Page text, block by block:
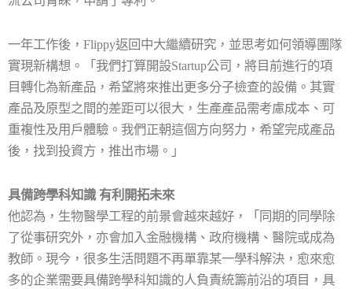
一年工作後， Flippy返回中大繼續研究，並思考如何領導團隊
實現新構想。「我們打算開設Startup公司，將目前進行的項
目轉化為新產品，希望將來推出更多分子檢查的設備。其實
產品及原型之間的差距可以很大，生產產品需考慮成本、可
重複性及用戶體驗。我們正朝這個方向努力，希望完成產品
後，找到投資方，推出市場。」
具備跨學科知識 有利開拓未來
他認為，生物醫學工程的前景會越來越好，「同期的同學除
了從事研究外，亦會加入金融機構、政府機構、醫院或成為
教師。現今，很多生活問題不再單靠某一學科解決，愈來愈
多的企業需要具備跨學科知識的人負責統籌前沿的項目，具